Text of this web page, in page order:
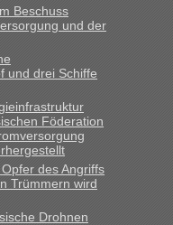
richtig bin mit meiner
mit gebrauchter
die Ukraine
An welchem
der Ukraine geht es am
geplant am Montag
los gegen 5 Uhr in der
bis zur Grenze. Nur
Beschuss
und der
und drei Schiffe
Föderation
des Angriffs
Trümmern wird
Drohnen